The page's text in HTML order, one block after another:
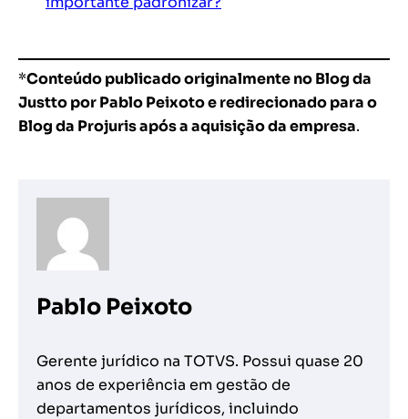
*Conteúdo publicado originalmente no Blog da
Justto por Pablo Peixoto e redirecionado para o
Blog da Projuris após a aquisição da empresa.
Pablo Peixoto
Gerente jurídico na TOTVS. Possui quase 20
anos de experiência em gestão de
departamentos jurídicos, incluindo